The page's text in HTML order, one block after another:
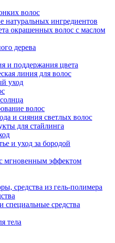
волос
натуральных ингредиентов
окрашенных волос с маслом
дерева
и поддержания цвета
линия для волос
уход
волос
и сияния светлых волос
для стайлинга
и уход за бородой
мгновенным эффектом
средства из гель-полимера
средства
тела